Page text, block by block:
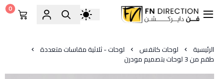
فن دايركشن
0
الرئيسية لوحات كانفس لوحات - ثلاثية مقاسات متعددة
طقم من 3 لوحات بتصميم مودرن